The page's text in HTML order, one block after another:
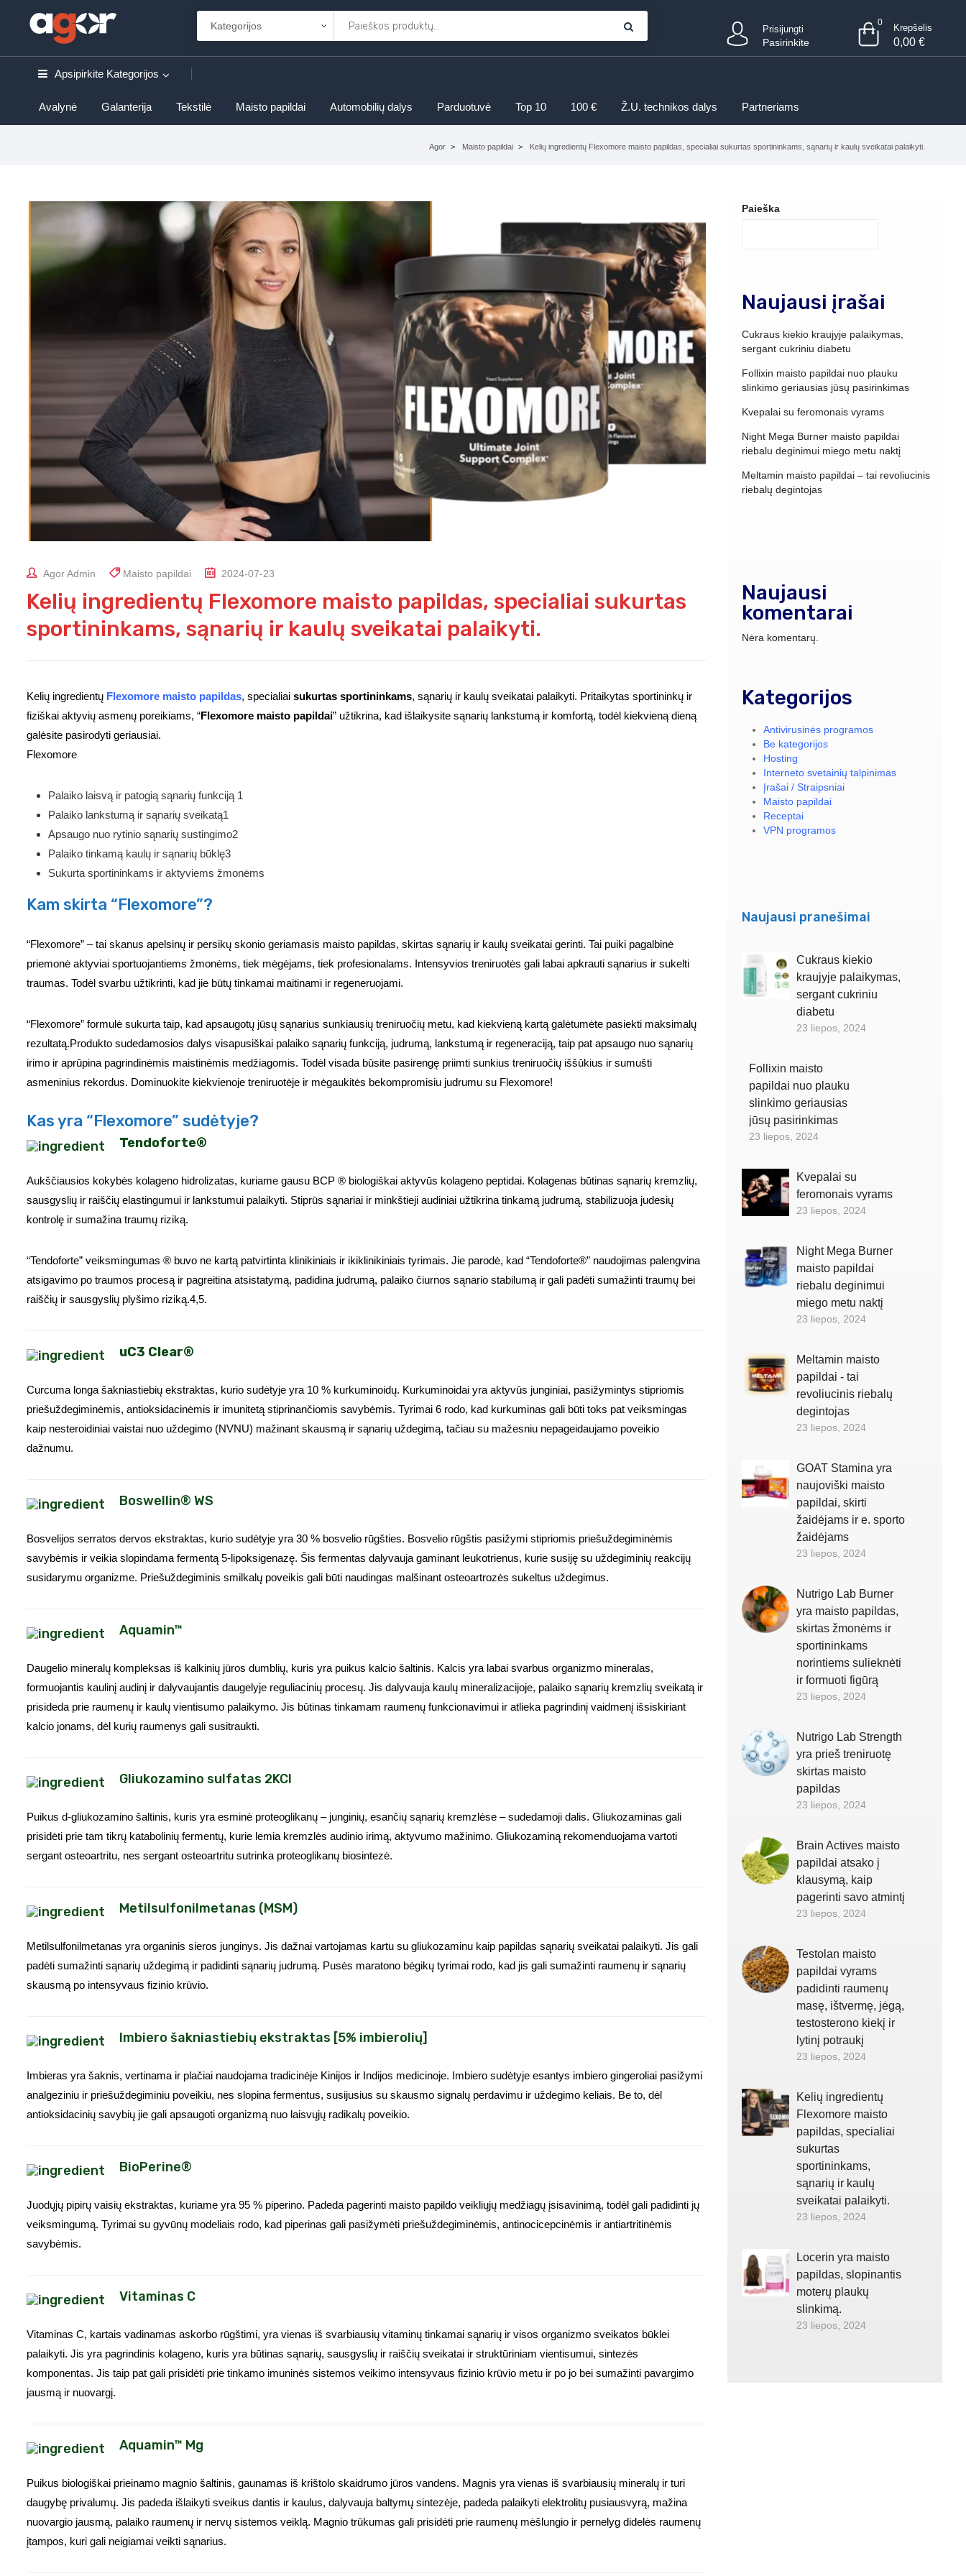
Prisijungti
Pasirinkite
0 Krepšelis
0,00 €
Apsipirkite Kategorijos
Avalynė Galanterija Tekstilė Maisto papildai Automobilių dalys Parduotuvė Top 10 100 € Ž.U. technikos dalys Partneriams
Agor Maisto papildai Kelių ingredientų Flexomore maisto papildas, specialiai sukurtas sportininkams, sąnarių ir kaulų sveikatai palaikyti.
Agor Admin Maisto papildai 2024-07-23
Kelių ingredientų Flexomore maisto papildas, specialiai sukurtas
sportininkams, sąnarių ir kaulų sveikatai palaikyti.
Kelių ingredientų Flexomore maisto papildas, specialiai sukurtas sportininkams, sąnarių ir kaulų sveikatai palaikyti. Pritaikytas sportininkų ir
fiziškai aktyvių asmenų poreikiams, “Flexomore maisto papildai” užtikrina, kad išlaikysite sąnarių lankstumą ir komfortą, todėl kiekvieną dieną
galėsite pasirodyti geriausiai.
Flexomore
Palaiko laisvą ir patogią sąnarių funkciją 1
Palaiko lankstumą ir sąnarių sveikatą1
Apsaugo nuo rytinio sąnarių sustingimo2
Palaiko tinkamą kaulų ir sąnarių būklę3
Sukurta sportininkams ir aktyviems žmonėms
Kam skirta “Flexomore”?
“Flexomore” – tai skanus apelsinų ir persikų skonio geriamasis maisto papildas, skirtas sąnarių ir kaulų sveikatai gerinti. Tai puiki pagalbinė
priemonė aktyviai sportuojantiems žmonėms, tiek mėgėjams, tiek profesionalams. Intensyvios treniruotės gali labai apkrauti sąnarius ir sukelti
traumas. Todėl svarbu užtikrinti, kad jie būtų tinkamai maitinami ir regeneruojami.
“Flexomore” formulė sukurta taip, kad apsaugotų jūsų sąnarius sunkiausių treniruočių metu, kad kiekvieną kartą galėtumėte pasiekti maksimalų
rezultatą.Produkto sudedamosios dalys visapusiškai palaiko sąnarių funkciją, judrumą, lankstumą ir regeneraciją, taip pat apsaugo nuo sąnarių
irimo ir aprūpina pagrindinėmis maistinėmis medžiagomis. Todėl visada būsite pasirengę priimti sunkius treniruočių iššūkius ir sumušti
asmeninius rekordus. Dominuokite kiekvienoje treniruotėje ir mėgaukitės bekompromisiu judrumu su Flexomore!
Kas yra “Flexomore” sudėtyje?
Tendoforte®
Aukščiausios kokybės kolageno hidrolizatas, kuriame gausu BCP ® biologiškai aktyvūs kolageno peptidai. Kolagenas būtinas sąnarių kremzlių,
sausgyslių ir raiščių elastingumui ir lankstumui palaikyti. Stiprūs sąnariai ir minkštieji audiniai užtikrina tinkamą judrumą, stabilizuoja judesių
kontrolę ir sumažina traumų riziką.
“Tendoforte” veiksmingumas ® buvo ne kartą patvirtinta klinikiniais ir ikiklinikiniais tyrimais. Jie parodė, kad “Tendoforte®” naudojimas palengvina
atsigavimo po traumos procesą ir pagreitina atsistatymą, padidina judrumą, palaiko čiurnos sąnario stabilumą ir gali padėti sumažinti traumų bei
raiščių ir sausgyslių plyšimo riziką.4,5.
uC3 Clear®
Curcuma longa šakniastiebių ekstraktas, kurio sudėtyje yra 10 % kurkuminoidų. Kurkuminoidai yra aktyvūs junginiai, pasižymintys stipriomis
priešuždegiminėmis, antioksidacinėmis ir imunitetą stiprinančiomis savybėmis. Tyrimai 6 rodo, kad kurkuminas gali būti toks pat veiksmingas
kaip nesteroidiniai vaistai nuo uždegimo (NVNU) mažinant skausmą ir sąnarių uždegimą, tačiau su mažesniu nepageidaujamo poveikio
dažnumu.
Boswellin® WS
Bosvelijos serratos dervos ekstraktas, kurio sudėtyje yra 30 % bosvelio rūgšties. Bosvelio rūgštis pasižymi stipriomis priešuždegiminėmis
savybėmis ir veikia slopindama fermentą 5-lipoksigenazę. Šis fermentas dalyvauja gaminant leukotrienus, kurie susiję su uždegiminių reakcijų
susidarymu organizme. Priešuždegiminis smilkalų poveikis gali būti naudingas malšinant osteoartrozės sukeltus uždegimus.
Aquamin™
Daugelio mineralų kompleksas iš kalkinių jūros dumblių, kuris yra puikus kalcio šaltinis. Kalcis yra labai svarbus organizmo mineralas,
formuojantis kaulinį audinį ir dalyvaujantis daugelyje reguliacinių procesų. Jis dalyvauja kaulų mineralizacijoje, palaiko sąnarių kremzlių sveikatą ir
prisideda prie raumenų ir kaulų vientisumo palaikymo. Jis būtinas tinkamam raumenų funkcionavimui ir atlieka pagrindinį vaidmenį išsiskiriant
kalcio jonams, dėl kurių raumenys gali susitraukti.
Gliukozamino sulfatas 2KCl
Puikus d-gliukozamino šaltinis, kuris yra esminė proteoglikanų – junginių, esančių sąnarių kremzlėse – sudedamoji dalis. Gliukozaminas gali
prisidėti prie tam tikrų katabolinių fermentų, kurie lemia kremzlės audinio irimą, aktyvumo mažinimo. Gliukozaminą rekomenduojama vartoti
sergant osteoartritu, nes sergant osteoartritu sutrinka proteoglikanų biosintezė.
Metilsulfonilmetanas (MSM)
Metilsulfonilmetanas yra organinis sieros junginys. Jis dažnai vartojamas kartu su gliukozaminu kaip papildas sąnarių sveikatai palaikyti. Jis gali
padėti sumažinti sąnarių uždegimą ir padidinti sąnarių judrumą. Pusės maratono bėgikų tyrimai rodo, kad jis gali sumažinti raumenų ir sąnarių
skausmą po intensyvaus fizinio krūvio.
Imbiero šakniastiebių ekstraktas [5% imbierolių]
Imbieras yra šaknis, vertinama ir plačiai naudojama tradicinėje Kinijos ir Indijos medicinoje. Imbiero sudėtyje esantys imbiero gingeroliai pasižymi
analgeziniu ir priešuždegiminiu poveikiu, nes slopina fermentus, susijusius su skausmo signalų perdavimu ir uždegimo keliais. Be to, dėl
antioksidacinių savybių jie gali apsaugoti organizmą nuo laisvųjų radikalų poveikio.
BioPerine®
Juodųjų pipirų vaisių ekstraktas, kuriame yra 95 % piperino. Padeda pagerinti maisto papildo veikliųjų medžiagų įsisavinimą, todėl gali padidinti jų
veiksmingumą. Tyrimai su gyvūnų modeliais rodo, kad piperinas gali pasižymėti priešuždegiminėmis, antinocicepcinėmis ir antiartritinėmis
savybėmis.
Vitaminas C
Vitaminas C, kartais vadinamas askorbo rūgštimi, yra vienas iš svarbiausių vitaminų tinkamai sąnarių ir visos organizmo sveikatos būklei
palaikyti. Jis yra pagrindinis kolageno, kuris yra būtinas sąnarių, sausgyslių ir raiščių sveikatai ir struktūriniam vientisumui, sintezės
komponentas. Jis taip pat gali prisidėti prie tinkamo imuninės sistemos veikimo intensyvaus fizinio krūvio metu ir po jo bei sumažinti pavargimo
jausmą ir nuovargį.
Aquamin™ Mg
Puikus biologiškai prieinamo magnio šaltinis, gaunamas iš krištolo skaidrumo jūros vandens. Magnis yra vienas iš svarbiausių mineralų ir turi
daugybę privalumų. Jis padeda išlaikyti sveikus dantis ir kaulus, dalyvauja baltymų sintezėje, padeda palaikyti elektrolitų pusiausvyrą, mažina
nuovargio jausmą, palaiko raumenų ir nervų sistemos veiklą. Magnio trūkumas gali prisidėti prie raumenų mėšlungio ir pernelyg didelės raumenų
įtampos, kuri gali neigiamai veikti sąnarius.
Paieška
Naujausi įrašai
Cukraus kiekio kraujyje palaikymas,
sergant cukriniu diabetu
Follixin maisto papildai nuo plauku
slinkimo geriausias jūsų pasirinkimas
Kvepalai su feromonais vyrams
Night Mega Burner maisto papildai
riebalu deginimui miego metu naktį
Meltamin maisto papildai – tai revoliucinis
riebalų degintojas
Naujausi
komentarai
Nėra komentarų.
Kategorijos
Antivirusinės programos
Be kategorijos
Hosting
Interneto svetainių talpinimas
Įrašai / Straipsniai
Maisto papildai
Receptai
VPN programos
Naujausi pranešimai
Cukraus kiekio
kraujyje palaikymas,
sergant cukriniu
diabetu
23 liepos, 2024
Follixin maisto
papildai nuo plauku
slinkimo geriausias
jūsų pasirinkimas
23 liepos, 2024
Kvepalai su
feromonais vyrams
23 liepos, 2024
Night Mega Burner
maisto papildai
riebalu deginimui
miego metu naktį
23 liepos, 2024
Meltamin maisto
papildai - tai
revoliucinis riebalų
degintojas
23 liepos, 2024
GOAT Stamina yra
naujoviški maisto
papildai, skirti
žaidėjams ir e. sporto
žaidėjams
23 liepos, 2024
Nutrigo Lab Burner
yra maisto papildas,
skirtas žmonėms ir
sportininkams
norintiems sulieknėti
ir formuoti figūrą
23 liepos, 2024
Nutrigo Lab Strength
yra prieš treniruotę
skirtas maisto
papildas
23 liepos, 2024
Brain Actives maisto
papildai atsako į
klausymą, kaip
pagerinti savo atmintį
23 liepos, 2024
Testolan maisto
papildai vyrams
padidinti raumenų
masę, ištvermę, jėgą,
testosterono kiekį ir
lytinį potraukį
23 liepos, 2024
Kelių ingredientų
Flexomore maisto
papildas, specialiai
sukurtas
sportininkams,
sąnarių ir kaulų
sveikatai palaikyti.
23 liepos, 2024
Locerin yra maisto
papildas, slopinantis
moterų plaukų
slinkimą.
23 liepos, 2024